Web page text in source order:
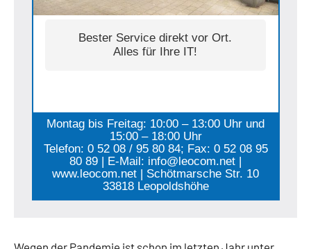
Bester Service direkt vor Ort.
Alles für Ihre IT!
Montag bis Freitag: 10:00 – 13:00 Uhr und
15:00 – 18:00 Uhr
Telefon: 0 52 08 / 95 80 84; Fax: 0 52 08 95
80 89 | E-Mail: info@leocom.net |
www.leocom.net | Schötmarsche Str. 10
33818 Leopoldshöhe